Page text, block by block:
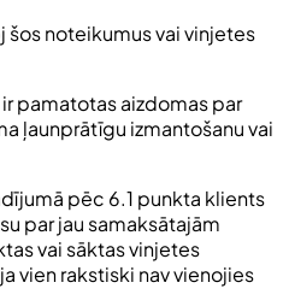
noteikumus vai vinjetes
pamatotas aizdomas par
ļaunprātīgu izmantošanu vai
pēc 6.1 punkta klients
par jau samaksātajām
vai sāktas vinjetes
vien rakstiski nav vienojies